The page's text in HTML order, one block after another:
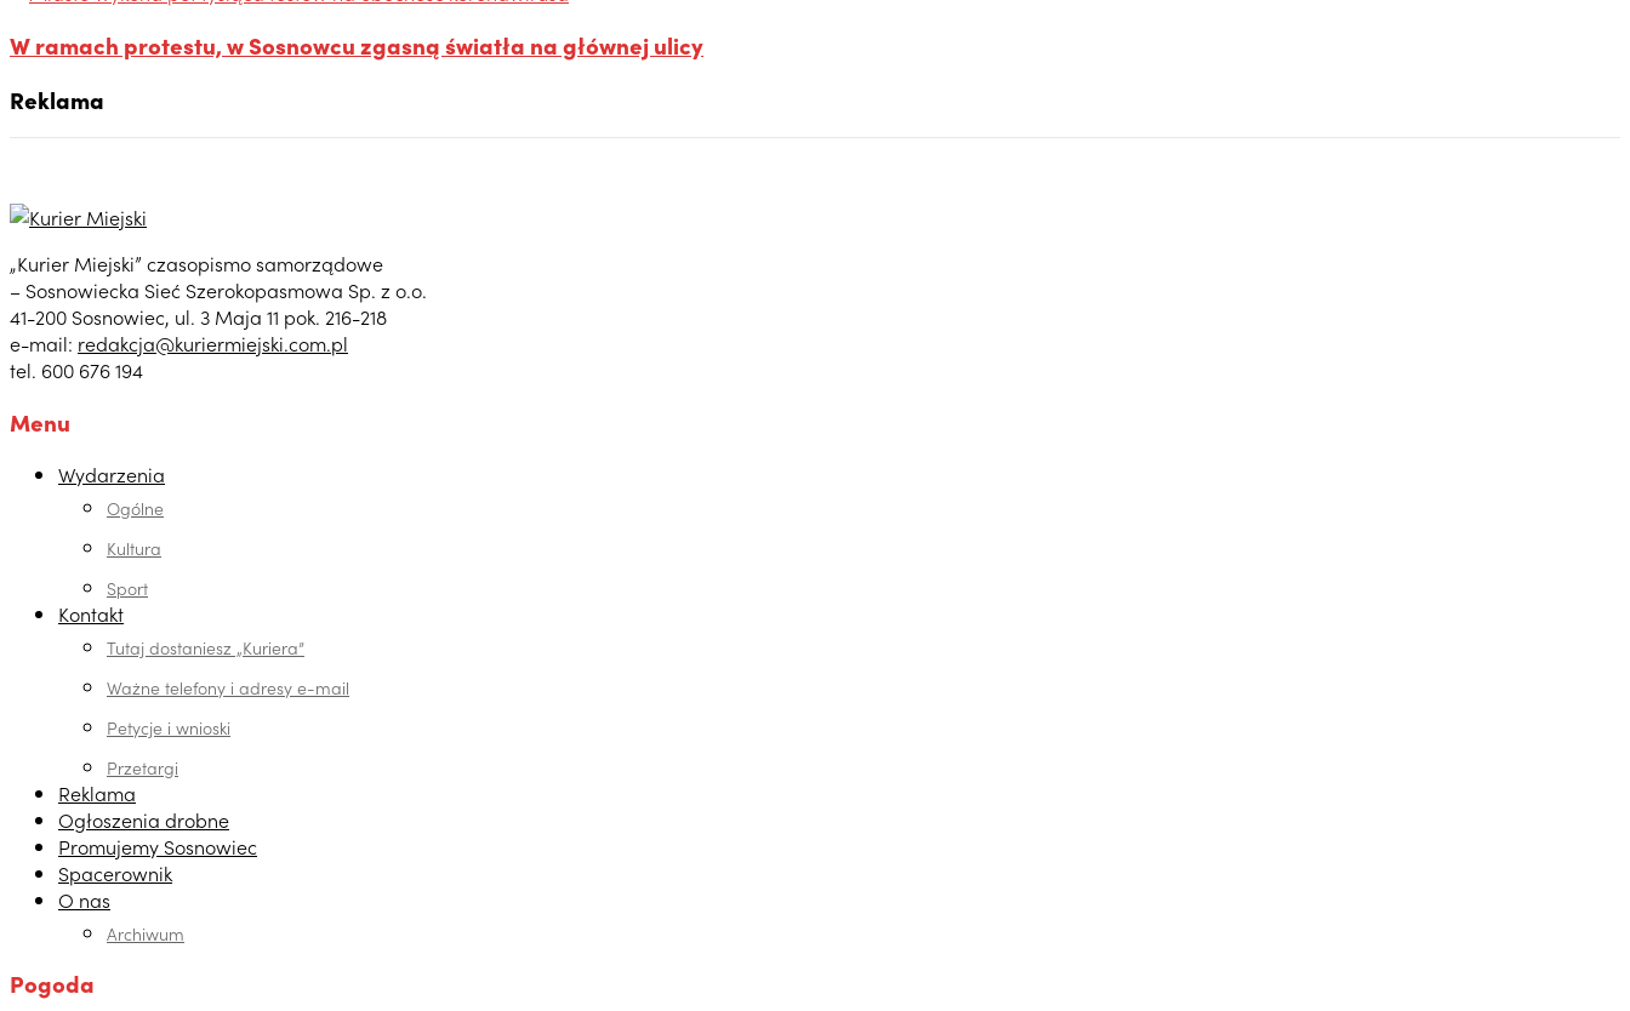
W ramach protestu, w Sosnowcu zgasną światła na głównej ulicy
Reklama
„Kurier Miejski” czasopismo samorządowe
– Sosnowiecka Sieć Szerokopasmowa Sp. z o.o.
41-200 Sosnowiec, ul. 3 Maja 11 pok. 216-218
e-mail: redakcja@kuriermiejski.com.pl
tel. 600 676 194
Menu
Wydarzenia
Ogólne
Kultura
Sport
Kontakt
Tutaj dostaniesz „Kuriera”
Ważne telefony i adresy e-mail
Petycje i wnioski
Przetargi
Reklama
Ogłoszenia drobne
Promujemy Sosnowiec
Spacerownik
O nas
Archiwum
Pogoda